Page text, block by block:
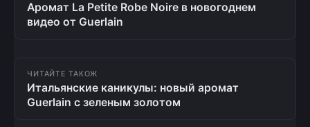
Аромат La Petite Robe Noire в новогоднем
видео от Guerlain
ЧИТАЙТЕ ТАКОЖ
Итальянские каникулы: новый аромат
Guerlain c зеленым золотом